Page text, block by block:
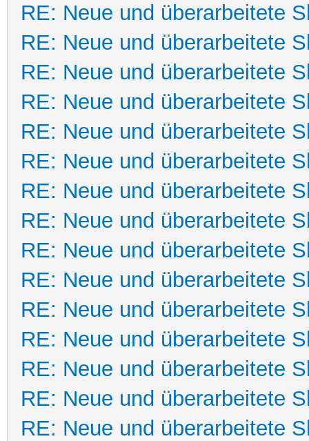
RE: Neue und überarbeitete
RE: Neue und überarbeitete
RE: Neue und überarbeitete
RE: Neue und überarbeitete
RE: Neue und überarbeitete
RE: Neue und überarbeitete
RE: Neue und überarbeitete
RE: Neue und überarbeitete
RE: Neue und überarbeitete
RE: Neue und überarbeitete
RE: Neue und überarbeitete
RE: Neue und überarbeitete
RE: Neue und überarbeitete
RE: Neue und überarbeitete
RE: Neue und überarbeitete